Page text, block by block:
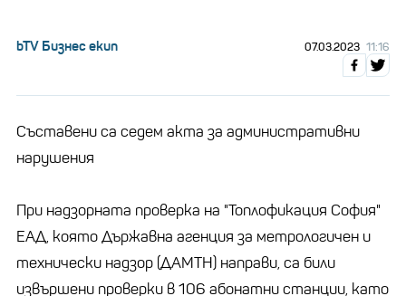
bTV Бизнес екип 07.03.2023 11:16
Съставени са седем акта за административни
нарушения
При надзорната проверка на "Топлофикация София"
ЕАД, която Държавна агенция за метрологичен и
технически надзор (ДАМТН) направи, са били
извършени проверки в 106 абонатни станции, като